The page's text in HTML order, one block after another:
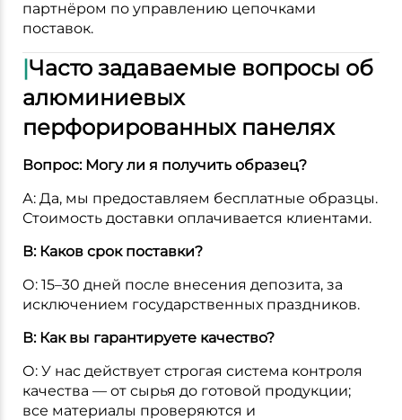
партнёром по управлению цепочками
поставок.
|Часто задаваемые вопросы об
алюминиевых
перфорированных панелях
Вопрос: Могу ли я получить образец?
А: Да, мы предоставляем бесплатные образцы.
Стоимость доставки оплачивается клиентами.
В: Каков срок поставки?
О: 15–30 дней после внесения депозита, за
исключением государственных праздников.
В: Как вы гарантируете качество?
О: У нас действует строгая система контроля
качества — от сырья до готовой продукции;
все материалы проверяются и